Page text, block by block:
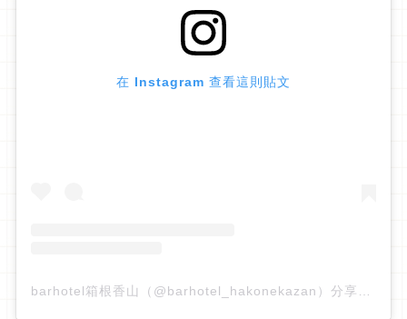
在 Instagram 查看這則貼文